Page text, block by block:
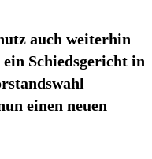
auch weiterhin
Schiedsgericht in
einen neuen